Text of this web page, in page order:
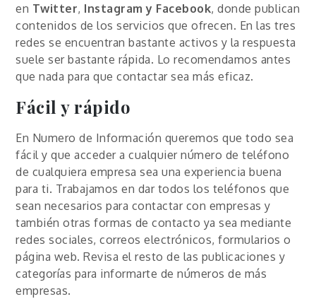
en Twitter, Instagram y Facebook, donde publican
contenidos de los servicios que ofrecen. En las tres
redes se encuentran bastante activos y la respuesta
suele ser bastante rápida. Lo recomendamos antes
que nada para que contactar sea más eficaz.
Fácil y rápido
En Numero de Información queremos que todo sea
fácil y que acceder a cualquier número de teléfono
de cualquiera empresa sea una experiencia buena
para ti. Trabajamos en dar todos los teléfonos que
sean necesarios para contactar con empresas y
también otras formas de contacto ya sea mediante
redes sociales, correos electrónicos, formularios o
página web. Revisa el resto de las publicaciones y
categorías para informarte de números de más
empresas.